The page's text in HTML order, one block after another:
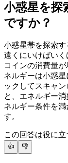
小惑星を探
ですか？
小惑星帯を探索
遠くにいけばい
コインの消費量
ネルギーは小惑
ックしてスキャ
と、エネルギー
ネルギー条件を
す。
この回答は役に
👍 👎